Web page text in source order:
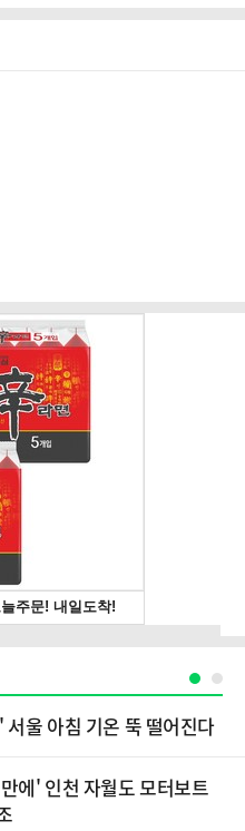
울 아침 기온 뚝 떨어진다
에' 인천 자월도 모터보트